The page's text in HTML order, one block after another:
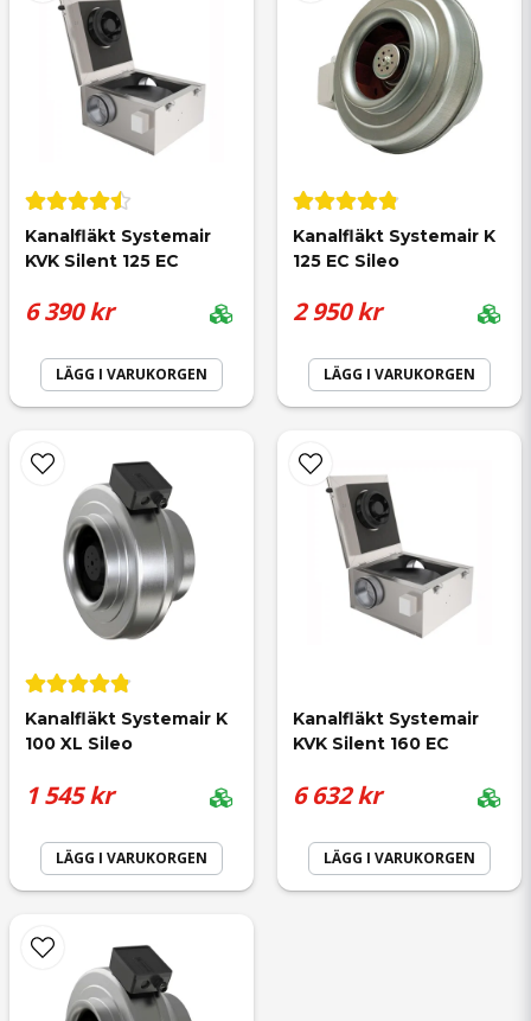
Mejladress
Ja, ni får publicera min fråga
Kanalfläkt Systemair
KVK Silent 125 EC
6 390 kr
LÄGG I VARUKORGEN
Kanalfläkt Systemair K
125 EC Sileo
2 950 kr
LÄGG I VARUKORGEN
Kanalfläkt Systemair K
100 XL Sileo
1 545 kr
LÄGG I VARUKORGEN
Kanalfläkt Systemair
KVK Silent 160 EC
6 632 kr
LÄGG I VARUKORGEN